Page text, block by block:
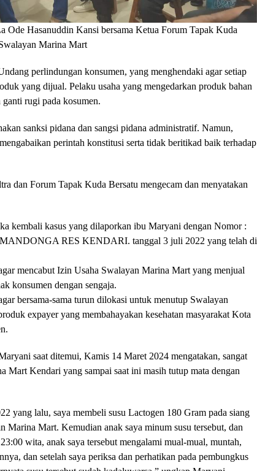
Ode Hasanuddin Kansi bersama Ketua Forum Tapak Kuda
Marina Mart
perlindungan konsumen, yang menghendaki agar setiap
yang dijual. Pelaku usaha yang mengedarkan produk bahan
rugi pada kosumen.
sanksi pidana dan sangsi pidana administratif. Namun,
perintah konstitusi serta tidak beritikad baik terhadap
dan Forum Tapak Kuda Bersatu mengecam dan menyatakan
kembali kasus yang dilaporkan ibu Maryani dengan Nomor :
RES KENDARI. tanggal 3 juli 2022 yang telah di
mencabut Izin Usaha Swalayan Marina Mart yang menjual
konsumen dengan sengaja.
bersama-sama turun dilokasi untuk menutup Swalayan
expayer yang membahayakan kesehatan masyarakat Kota
saat ditemui, Kamis 14 Maret 2024 mengatakan, sangat
Mart Kendari yang sampai saat ini masih tutup mata dengan
yang lalu, saya membeli susu Lactogen 180 Gram pada siang
Marina Mart. Kemudian anak saya minum susu tersebut, dan
wita, anak saya tersebut mengalami mual-mual, muntah,
dan setelah saya periksa dan perhatikan pada pembungkus